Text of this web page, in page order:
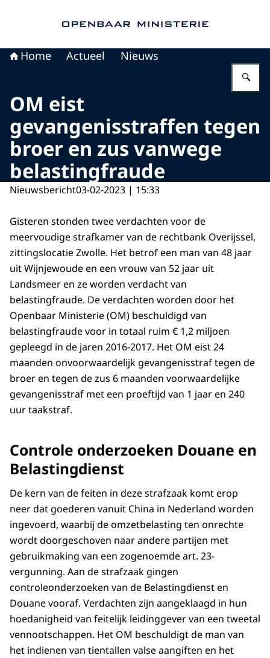
Home Actueel Nieuws
OM eist
gevangenisstraffen tegen
broer en zus vanwege
belastingfraude
Nieuwsbericht03-02-2023 | 15:33
Gisteren stonden twee verdachten voor de
meervoudige strafkamer van de rechtbank Overijssel,
zittingslocatie Zwolle. Het betrof een man van 48 jaar
uit Wijnjewoude en een vrouw van 52 jaar uit
Landsmeer en ze worden verdacht van
belastingfraude. De verdachten worden door het
Openbaar Ministerie (OM) beschuldigd van
belastingfraude voor in totaal ruim € 1,2 miljoen
gepleegd in de jaren 2016-2017. Het OM eist 24
maanden onvoorwaardelijk gevangenisstraf tegen de
broer en tegen de zus 6 maanden voorwaardelijke
gevangenisstraf met een proeftijd van 1 jaar en 240
uur taakstraf.
Controle onderzoeken Douane en
Belastingdienst
De kern van de feiten in deze strafzaak komt erop
neer dat goederen vanuit China in Nederland worden
ingevoerd, waarbij de omzetbelasting ten onrechte
wordt doorgeschoven naar andere partijen met
gebruikmaking van een zogenoemde art. 23-
vergunning. Aan de strafzaak gingen
controleonderzoeken van de Belastingdienst en
Douane vooraf. Verdachten zijn aangeklaagd in hun
hoedanigheid van feitelijk leidinggever van een tweetal
vennootschappen. Het OM beschuldigt de man van
het indienen van tientallen valse aangiften en het